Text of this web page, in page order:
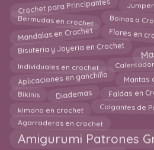
Crochet para Principantes
Bermudas en crochet Boinas a
Mandalas en Crochet Flores en
Bisuteria y Joyeria en Crochet
Individuales en crochet
Aplicaciones en ganchillo Mantas
Bikinis Diademas Faldas en
kimono en crochet Colgantes de
Agarraderas en crochet
Amigurumi Patrones